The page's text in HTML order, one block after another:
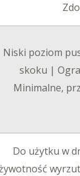
Niski poziom
skoku |
Minimalne,
Do użytku w